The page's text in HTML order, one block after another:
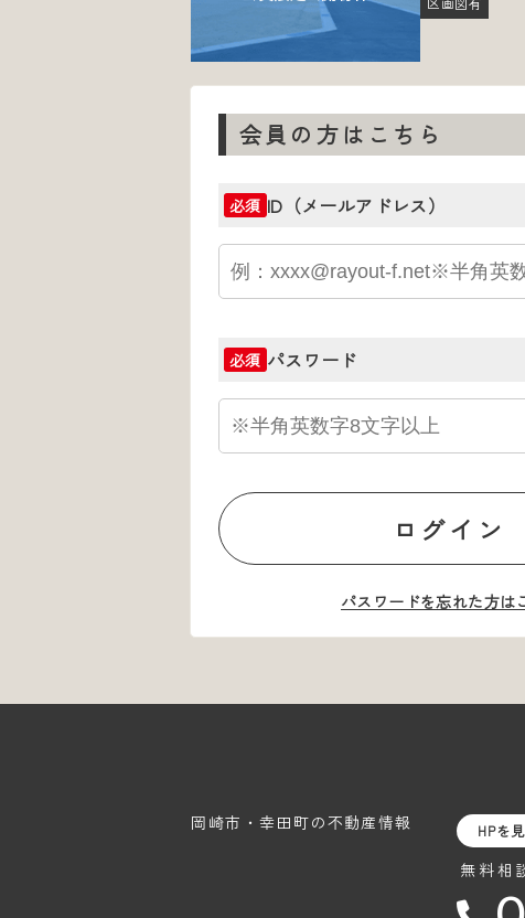
会員の方はこちら
必須 ID（メールアドレス）
必須 パスワード
ログイン
パスワードを忘れた方
岡崎市・幸田町の不動産情報 HPを
無料相